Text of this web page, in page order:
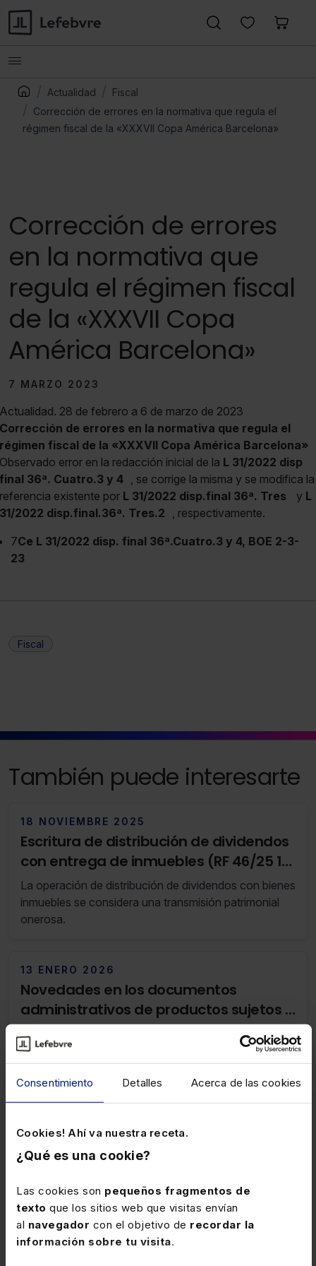
Consentimiento Detalles Acerca de las cookies
Cookies! Ahí va nuestra receta.
¿Qué es una cookie?
Las cookies son pequeños fragmentos de
texto que los sitios web que visitas envían
al navegador con el objetivo de recordar la
información sobre tu visita.
Actualidad
Fiscal
Corrección de errores en la normativa que regula el
régimen fiscal de la «XXXVII Copa América Barcelona»
Corrección de errores
en la normativa que
regula el régimen fiscal
de la «XXXVII Copa
América Barcelona»
7 MARZO 2023
Actualidad. 28 de febrero a 6 de marzo de 2023
Corrección de errores en la normativa que regula el
régimen fiscal de la «XXXVII Copa América Barcelona»
Observado error en la redacción inicial de la L 31/2022 disp
final 36ª. Cuatro.3 y 4 , se corrige la misma y se modifica la
referencia existente por L 31/2022 disp.final 36ª. Tres y L
31/2022 disp.final.36ª. Tres.2 , respectivamente.
7Ce L 31/2022 disp. final 36ª.Cuatro.3 y 4, BOE 2-3-
23
Fiscal
También puede interesarte
18 NOVIEMBRE 2025
Escritura de distribución de dividendos
con entrega de inmuebles (RF 46/25 11
de Noviembre de 2025 al 17 de
Noviembre de 2025)
La operación de distribución de dividendos con bienes
inmuebles se considera una transmisión patrimonial
onerosa.
13 ENERO 2026
Novedades en los documentos
administrativos de productos sujetos a
IIEE
Se modifican algunos datos de los documentos
administrativos utilizados para la circulación de
productos sujetos a IIEE.
Precios medios en el mercado de
determinados vehículos y
imponibles del ITP y AJD, del ISD y del IGIC que se
devenguen a partir de esa fecha, se actualizan los
anexos de la Orden Canarias 22-4-2021 por la que se
aprueban los precios medios en el mercado de